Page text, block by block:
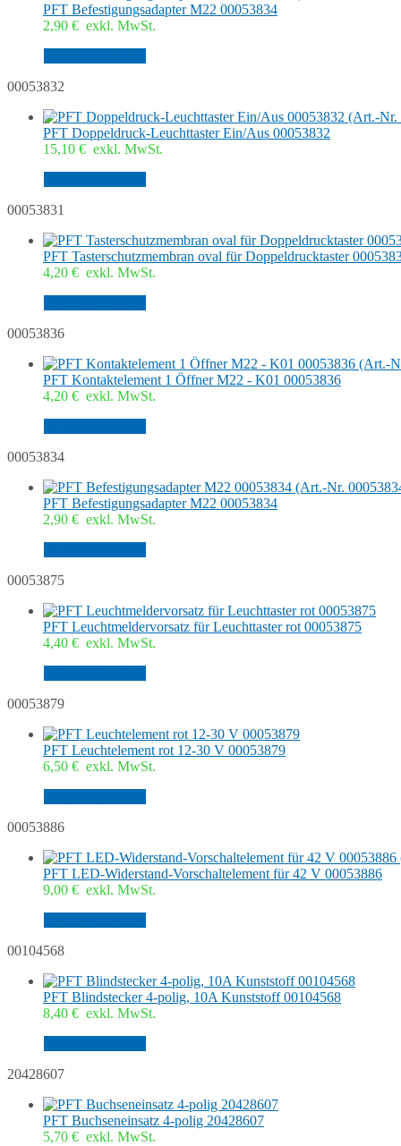
PFT Befestigungsadapter M22 00053834
2,90 € exkl. MwSt.
00053832
PFT Doppeldruck-Leuchttaster Ein/Aus 00053832
15,10 € exkl. MwSt.
00053831
PFT Tasterschutzmembran oval für Doppeldrucktaster
4,20 € exkl. MwSt.
00053836
PFT Kontaktelement 1 Öffner M22 - K01 00053836
4,20 € exkl. MwSt.
00053834
PFT Befestigungsadapter M22 00053834
2,90 € exkl. MwSt.
00053875
PFT Leuchtmeldervorsatz für Leuchttaster rot 00053875
4,40 € exkl. MwSt.
00053879
PFT Leuchtelement rot 12-30 V 00053879
6,50 € exkl. MwSt.
00053886
PFT LED-Widerstand-Vorschaltelement für 42 V 00053886
9,00 € exkl. MwSt.
00104568
PFT Blindstecker 4-polig, 10A Kunststoff 00104568
8,40 € exkl. MwSt.
20428607
PFT Buchseneinsatz 4-polig 20428607
5,70 € exkl. MwSt.